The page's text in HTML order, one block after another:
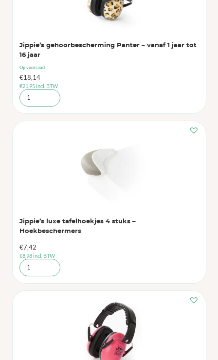
Jippie’s gehoorbescherming Panter – vanaf 1 jaar tot
16 jaar
Op voorraad
€18,14
€21,95incl. BTW
Jippie’s luxe tafelhoekjes 4 stuks –
Hoekbeschermers
€7,42
€8,98incl. BTW